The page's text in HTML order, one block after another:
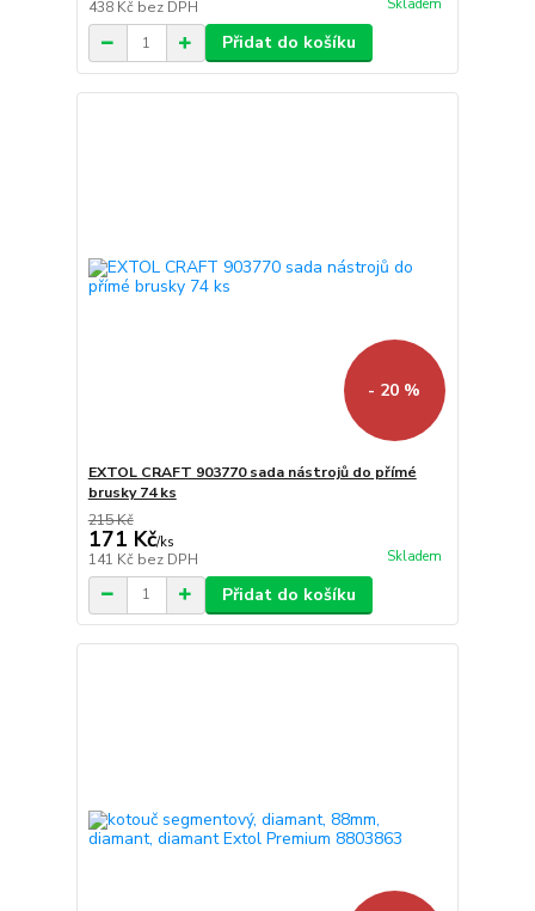
438 Kč bez DPH Skladem
Přidat do košíku
- 20 %
EXTOL CRAFT 903770 sada nástrojů do přímé
brusky 74 ks
215 Kč
171 Kč/ks
141 Kč bez DPH Skladem
Přidat do košíku